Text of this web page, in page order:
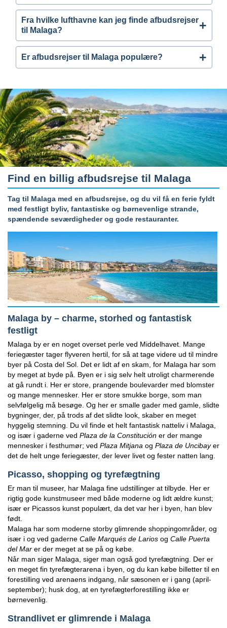
Fra hvilke lufthavne kan jeg finde afbudsrejser
til Malaga?
Er afbudsrejser til Malaga populære?
Find en billig afbudsrejse til Malaga
Tag til Malaga med en afbudsrejse, og du vil få en ferie fyldt
med festligt byliv, fantastiske og børnevenlige strande,
spændende seværdigheder og gode restauranter.
Malaga by – charme, storhed og fantastisk
festligt
Malaga by er en noget overset perle ved Middelhavet. Mange
feriegæster tager flyveren hertil, for så at tage videre ud til mindre
byer på Costa del Sol. Det er lidt af en skam, for Malaga har som
by meget at byde på. Byen er i sig selv helt utroligt charmerende
at gå rundt i. Her er store, prangende boulevarder med blomster
og mange mennesker. Her er store smukke borge, som man
selvfølgelig må besøge. Og her er smalle gader med gamle, slidte
bygninger, der, på trods af det slidte look, skaber en meget
hyggelig stemning. Du vil finde et helt fantastisk natteliv i Malaga,
og især i gaderne ved Plaza de la Constitución er der mange
mennesker i festhumør; ved Plaza Mitjana og Plaza de Uncibayer
det de helt unge feriegæster, der lever livet og fester natten lang.
Picasso, shopping og tyrefægtning
Er man til museer, har Malaga fine udstillinger at tilbyde. Her er
rigtig gode kunstmuseer med både moderne og lidt ældre kunst;
især er Picassos kunst populært, da det var her i byen, han blev
født.
Malaga har som moderne storby glimrende shoppingområder, og
især i og ved gaderne Calle Marqués de Larios og Calle Puerta
del Mar er der meget at se på og købe.
Når man siger Malaga, siger man også god tyrefægtning. Der er
en meget fin tyrefægterarena i byen, og du kan købe billetter til en
forestilling ved arenaens indgang, når sæsonen er i gang (april-
september); husk dog, at en tyrefægterforestilling ikke er
børnevenlig.
Strandlivet er glimrende i Malaga